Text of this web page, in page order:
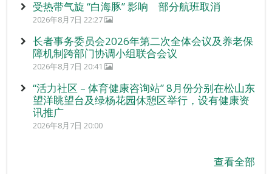
受热带气旋 “白海豚” 影响 部分航班取消
2026年8月7日 22:27
长者事务委员会2026年第二次全体会议及养老保
障机制跨部门协调小组联合会议
2026年8月7日 20:41
“活力社区 – 体育健康咨询站” 8月份分别在松山东
望洋眺望台及绿杨花园休憩区举行，设有健康资
讯推广
2026年8月7日 20:00
查看全部